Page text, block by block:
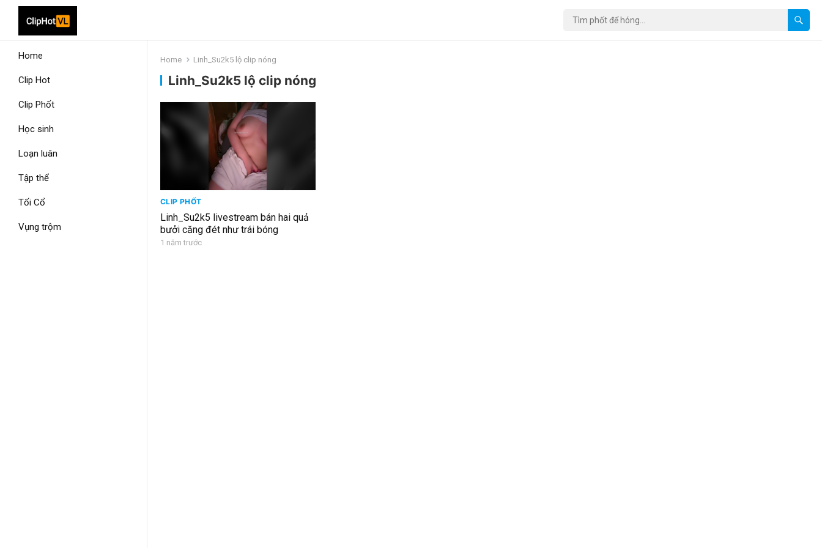
Home
Clip Hot
Clip Phốt
Học sinh
Loạn luân
Tập thể
Tối Cổ
Vụng trộm
Home Linh_Su2k5 lộ clip nóng
Linh_Su2k5 lộ clip nóng
CLIP PHỐT
Linh_Su2k5 livestream bán hai quả
bưởi căng đét như trái bóng
1 năm trước